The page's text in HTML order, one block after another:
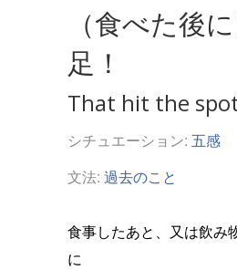
（食べた後
足！
That hit the
シチュエーション: 五感
文法: 過去のこと
食事したあと、又は飲み
に